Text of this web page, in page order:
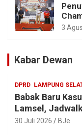
3
Kabar Dewan
DPRD LAMPUNG
Babak Baru
Lamsel,
30 Juli 2026 BJe